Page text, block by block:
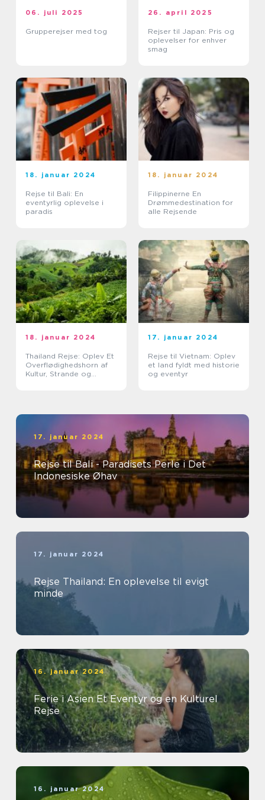
06. juli 2025
Grupperejser med tog
26. april 2025
Rejser til Japan: Pris og
oplevelser for enhver
smag
18. januar 2024
Rejse til Bali: En
eventyrlig oplevelse i
paradis
18. januar 2024
Filippinerne En
Drømmedestination for
alle Rejsende
18. januar 2024
Thailand Rejse: Oplev Et
Overflødighedshorn af
Kultur, Strande og
17. januar 2024
Rejse til Vietnam: Oplev
et land fyldt med historie
og eventyr
17. januar 2024
Rejse til Bali - Paradisets Perle i Det
Indonesiske Øhav
17. januar 2024
Rejse Thailand: En oplevelse til evigt
minde
16. januar 2024
Ferie i Asien Et Eventyr og en Kulturel
Rejse
16. januar 2024